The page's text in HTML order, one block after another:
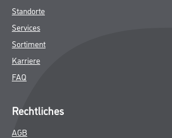
Standorte
Services
Sortiment
Karriere
FAQ
Rechtliches
AGB